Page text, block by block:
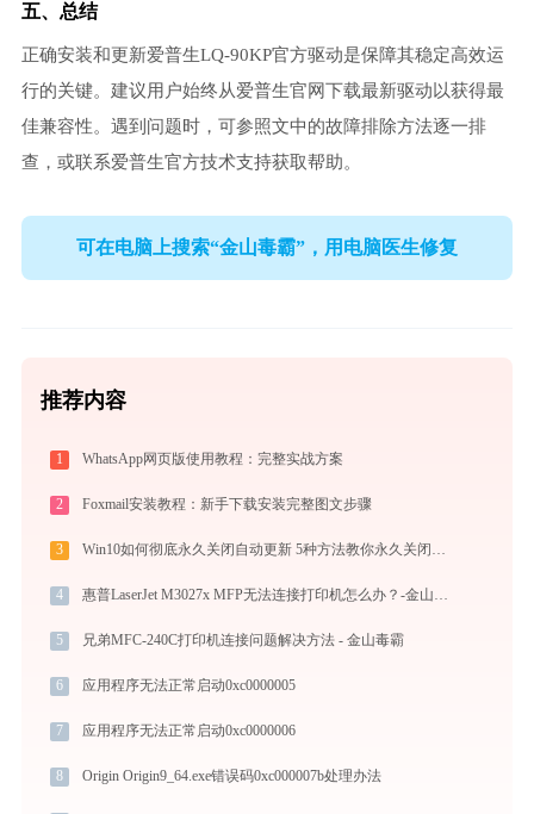
五、总结
正确安装和更新爱普生LQ-90KP官方驱动是保障其稳定高效运
行的关键。建议用户始终从爱普生官网下载最新驱动以获得最
佳兼容性。遇到问题时，可参照文中的故障排除方法逐一排
查，或联系爱普生官方技术支持获取帮助。
可在电脑上搜索“金山毒霸”，用电脑医生修复
推荐内容
1 WhatsApp网页版使用教程：完整实战方案
2 Foxmail安装教程：新手下载安装完整图文步骤
3 Win10如何彻底永久关闭自动更新 5种方法教你永久关闭win10自动更新
4 惠普LaserJet M3027x MFP无法连接打印机怎么办？-金山毒霸
5 兄弟MFC-240C打印机连接问题解决方法 - 金山毒霸
6 应用程序无法正常启动0xc0000005
7 应用程序无法正常启动0xc0000006
8 Origin Origin9_64.exe错误码0xc000007b处理办法